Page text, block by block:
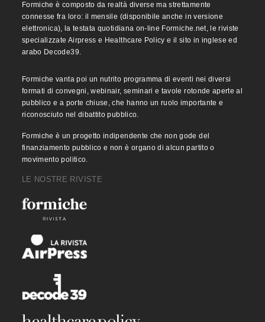
Formiche è composto da realtà diverse ma strettamente
connesse fra loro: il mensile (disponibile anche in versione
elettronica), la testata quotidiana on-line Formiche.net, le riviste
specializzate Airpress e Healthcare Policy e il sito in inglese ed
arabo Decode39.
Formiche vanta poi un nutrito programma di eventi nei diversi
formati di convegni, webinair, seminari e tavole rotonde aperte al
pubblico e a porte chiuse, che hanno un ruolo importante e
riconosciuto nel dibattito pubblico.
Formiche è un progetto indipendente che non gode del
finanziamento pubblico e non è organo di alcun partito o
movimento politico.
LE NOSTRE RIVISTE